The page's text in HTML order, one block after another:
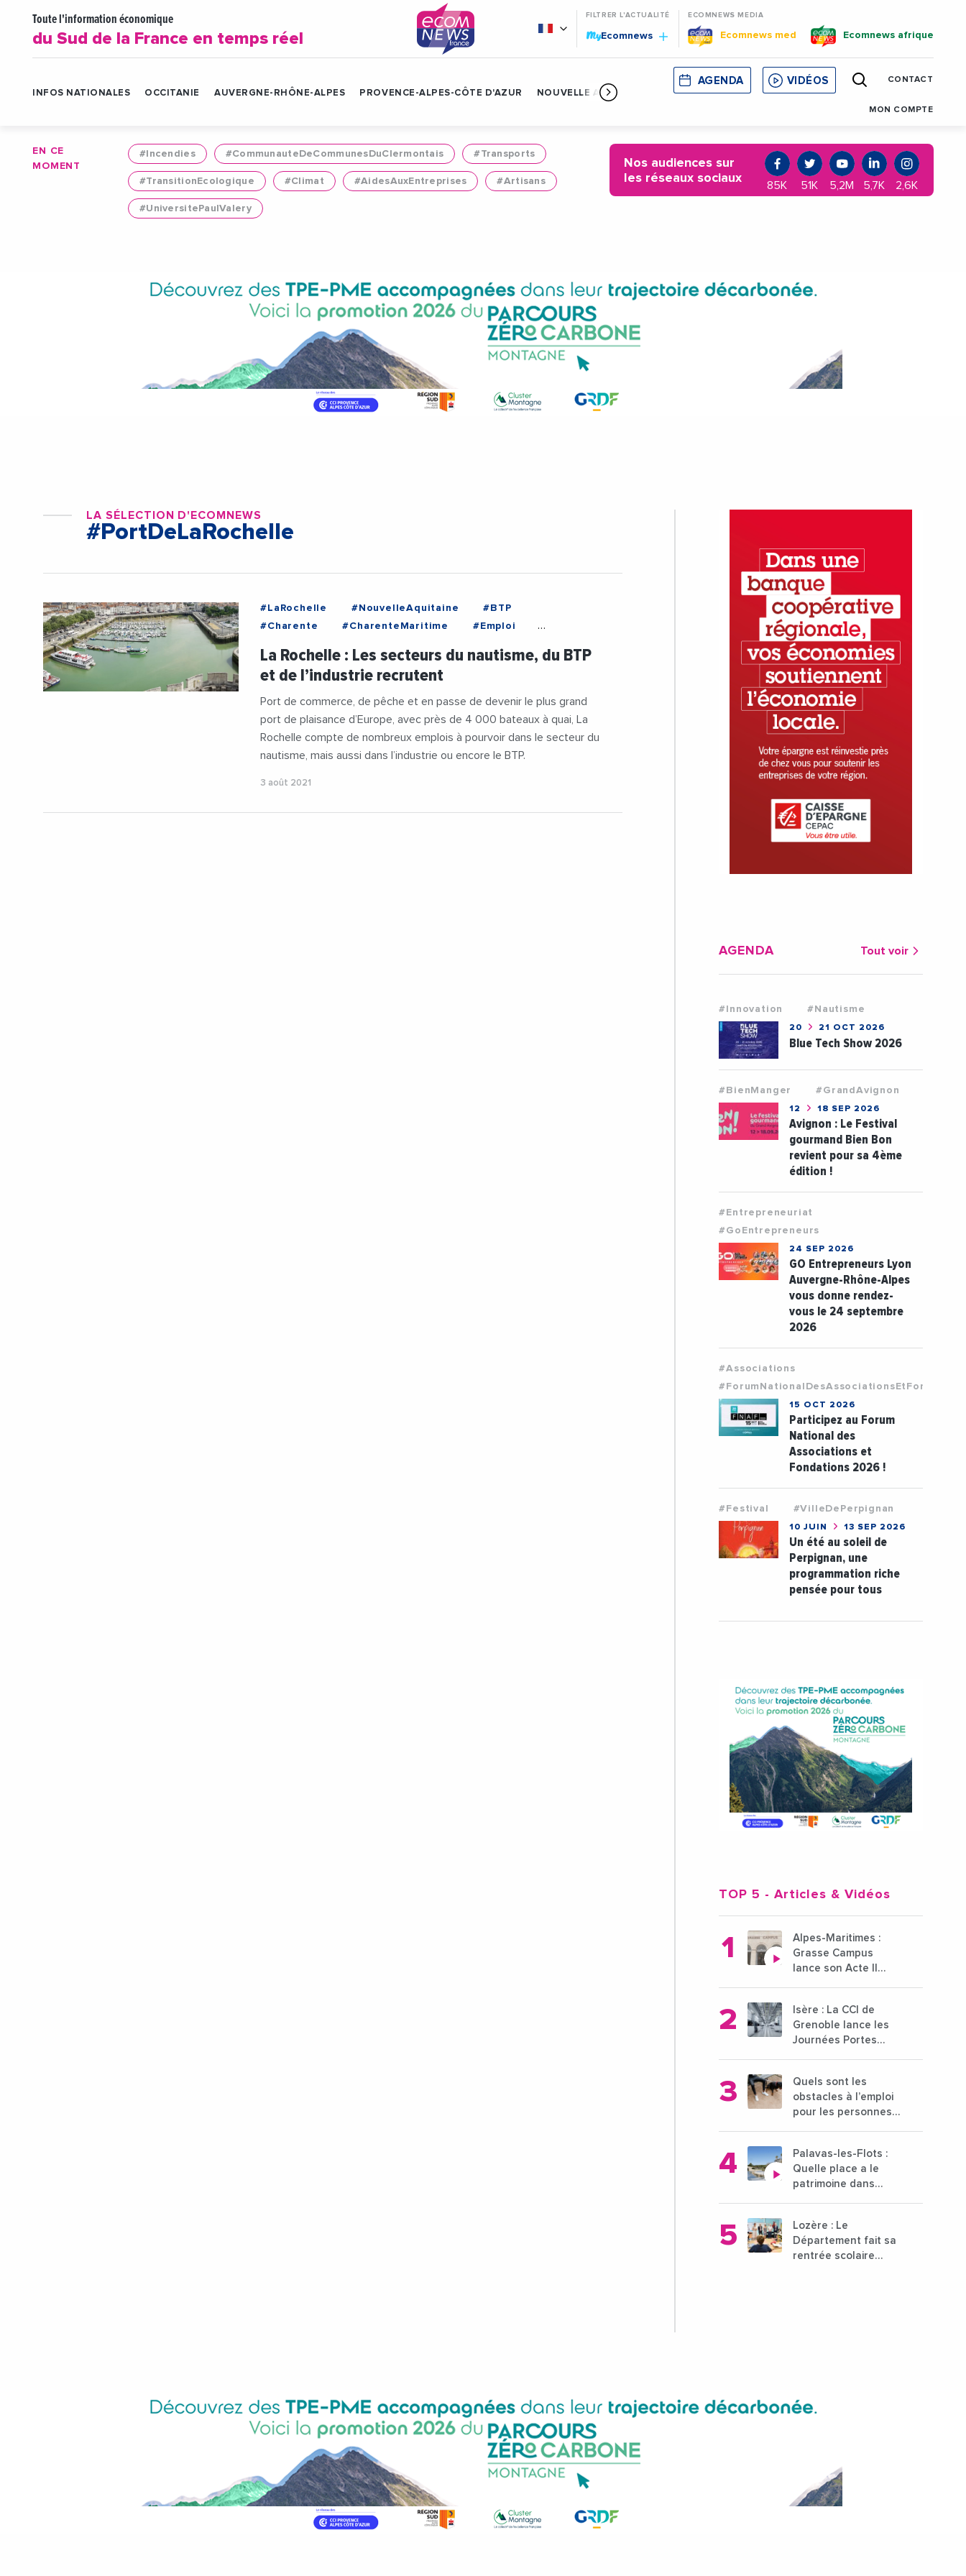
Toute l'information économique
du Sud de la France en temps réel
FILTRER L'ACTUALITÉ
MyEcomnews
ECOMNEWS MEDIA
Ecomnews med Ecomnews afrique
INFOS NATIONALES OCCITANIE AUVERGNE-RHÔNE-ALPES PROVENCE-ALPES-CÔTE D'AZUR NOUVELLE AQUITAINE CORSE MONACO CATALOGNE
AGENDA VIDÉOS CONTACT
MON COMPTE
EN CE
MOMENT
#Incendies #CommunauteDeCommunesDuClermontais #Transports
#TransitionEcologique #Climat #AidesAuxEntreprises #Artisans
#UniversitePaulValery
Nos audiences sur
les réseaux sociaux
85K 51K 5,2M 5,7K 2,6K
LA SÉLECTION D'ECOMNEWS
#PortDeLaRochelle
#LaRochelle #NouvelleAquitaine
#BTP
#Charente
#CharenteMaritime
#Emploi
#NouvelleAquitaine
#PortDeLaRochelle
La Rochelle : Les secteurs du nautisme, du BTP
et de l’industrie recrutent
Port de commerce, de pêche et en passe de devenir le plus grand
port de plaisance d’Europe, avec près de 4 000 bateaux à quai, La
Rochelle compte de nombreux emplois à pourvoir dans le secteur du
nautisme, mais aussi dans l’industrie ou encore le BTP.
3 août 2021
AGENDA Tout voir
#Innovation #Nautisme
20 21 OCT 2026
Blue Tech Show 2026
#BienManger #GrandAvignon
12 18 SEP 2026
Avignon : Le Festival
gourmand Bien Bon
revient pour sa 4ème
édition !
#Entrepreneuriat
#GoEntrepreneurs
24 SEP 2026
GO Entrepreneurs Lyon
Auvergne-Rhône-Alpes
vous donne rendez-
vous le 24 septembre
2026
#Associations
15 OCT 2026
Participez au Forum
National des
Associations et
Fondations 2026 !
#Festival #VilleDePerpignan
10 JUIN 13 SEP 2026
Un été au soleil de
Perpignan, une
programmation riche
pensée pour tous
TOP 5 - Articles & Vidéos
Alpes-Maritimes :
Grasse Campus
lance son Acte II
pour l'enseignement
supérieur
Isère : La CCI de
Grenoble lance les
Journées Portes
21 octobre 2024
Quels sont les
obstacles à l’emploi
pour les personnes
Palavas-les-Flots :
Quelle place a le
patrimoine dans
Lozère : Le
Département fait sa
rentrée scolaire